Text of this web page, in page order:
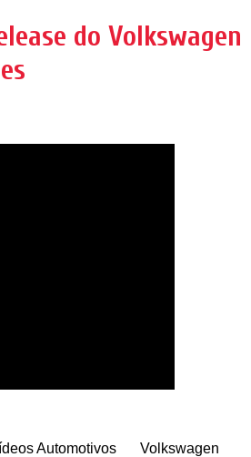
do Volkswagen
Automotivos Volkswagen